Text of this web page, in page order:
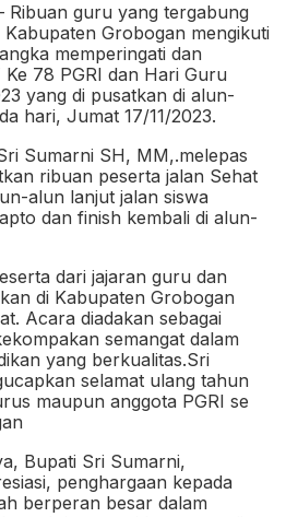
Ribuan guru yang tergabung
Kabupaten Grobogan mengikuti
memperingati dan
78 PGRI dan Hari Guru
yang di pusatkan di alun-
hari, Jumat 17/11/2023.
Sumarni SH, MM,.melepas
ribuan peserta jalan Sehat
alun lanjut jalan siswa
dan finish kembali di alun-
dari jajaran guru dan
di Kabupaten Grobogan
Acara diadakan sebagai
semangat dalam
yang berkualitas.Sri
selamat ulang tahun
maupun anggota PGRI se
Bupati Sri Sumarni,
penghargaan kepada
berperan besar dalam